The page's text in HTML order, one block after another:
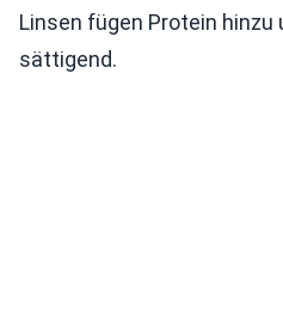
Linsen fügen Protein
sättigend.